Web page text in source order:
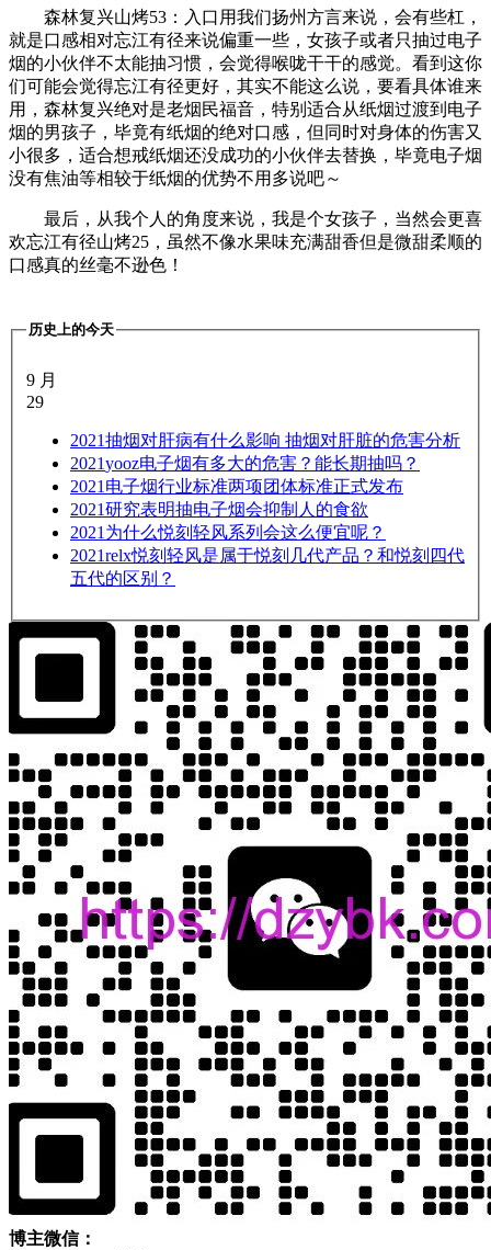
森林复兴山烤53：入口用我们扬州方言来说，会有些杠，
就是口感相对忘江有径来说偏重一些，女孩子或者只抽过电子
烟的小伙伴不太能抽习惯，会觉得喉咙干干的感觉。看到这你
们可能会觉得忘江有径更好，其实不能这么说，要看具体谁来
用，森林复兴绝对是老烟民福音，特别适合从纸烟过渡到电子
烟的男孩子，毕竟有纸烟的绝对口感，但同时对身体的伤害又
小很多，适合想戒纸烟还没成功的小伙伴去替换，毕竟电子烟
没有焦油等相较于纸烟的优势不用多说吧～
最后，从我个人的角度来说，我是个女孩子，当然会更喜
欢忘江有径山烤25，虽然不像水果味充满甜香但是微甜柔顺的
口感真的丝毫不逊色！
历史上的今天
9 月
29
2021抽烟对肝病有什么影响 抽烟对肝脏的危害分析
2021yooz电子烟有多大的危害？能长期抽吗？
2021 电子烟行业标准两项团体标准正式发布
2021研究表明抽电子烟会抑制人的食欲
2021 为什么悦刻轻风系列会这么便宜呢？
2021relx悦刻轻风是属于悦刻几代产品？和悦刻四代
五代的区别？
博主微信：